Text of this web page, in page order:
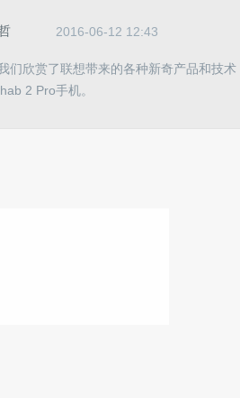
2016-06-12 12:43
们欣赏了联想带来的各种新奇产品和技
2 Pro手机。